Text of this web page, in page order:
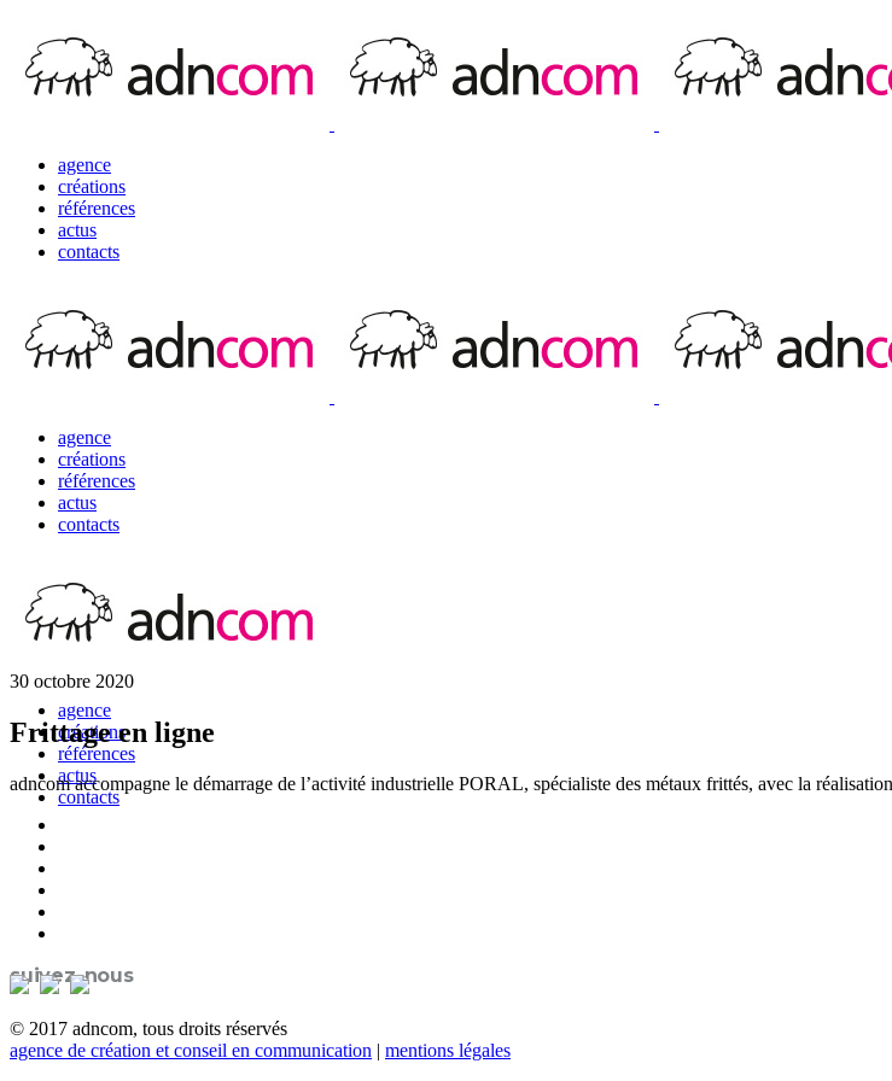
agence
créations
références
actus
contacts
agence
créations
références
actus
contacts
agence
créations
références
actus
contacts
30 octobre 2020
Frittage en ligne
adncom accompagne le démarrage de l’activité industrielle PORAL, spécialiste des métaux frittés, avec la
suivez-nous
© 2017 adncom, tous droits réservés
agence de création et conseil en communication | mentions légales